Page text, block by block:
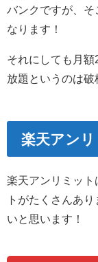
バンクですが、そ
なります！
それにしても月
放題というのは破
楽天アン
楽天アンリミット
トがたくさんあ
いと思います！